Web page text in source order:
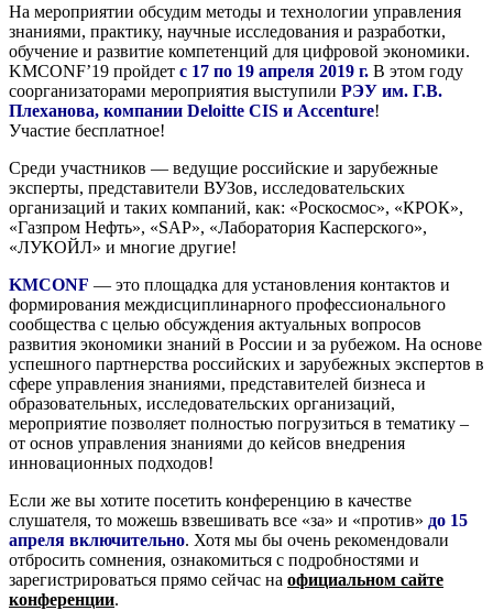
На мероприятии обсудим методы и технологии управления
знаниями, практику, научные исследования и разработки,
обучение и развитие компетенций для цифровой экономики.
KMCONF’19 пройдет с 17 по 19 апреля 2019 г. В этом году
соорганизаторами мероприятия выступили РЭУ им. Г.В.
Плеханова, компании Deloitte CIS и Accenture!
Участие бесплатное!
Среди участников — ведущие российские и зарубежные
эксперты, представители ВУЗов, исследовательских
организаций и таких компаний, как: «Роскосмос», «КРОК»,
«Газпром Нефть», «SAP», «Лаборатория Касперского»,
«ЛУКОЙЛ» и многие другие!
KMCONF — это площадка для установления контактов и
формирования междисциплинарного профессионального
сообщества с целью обсуждения актуальных вопросов
развития экономики знаний в России и за рубежом. На основе
успешного партнерства российских и зарубежных экспертов в
сфере управления знаниями, представителей бизнеса и
образовательных, исследовательских организаций,
мероприятие позволяет полностью погрузиться в тематику –
от основ управления знаниями до кейсов внедрения
инновационных подходов!
Если же вы хотите посетить конференцию в качестве
слушателя, то можешь взвешивать все «за» и «против» до 15
апреля включительно. Хотя мы бы очень рекомендовали
отбросить сомнения, ознакомиться с подробностями и
зарегистрироваться прямо сейчас на официальном сайте
конференции.